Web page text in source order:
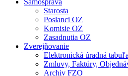
Samospráva
Starosta
Poslanci OZ
Komisie OZ
Zasadnutia OZ
Zverejňovanie
Elektronická úradná tabuľa
Zmluvy, Faktúry,
Archiv FZO